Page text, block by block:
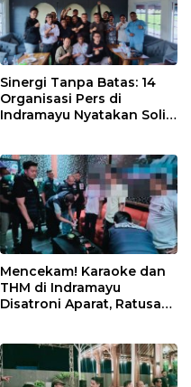
Sinergi Tanpa Batas: 14
Organisasi Pers di
Indramayu Nyatakan Solid
Mencekam! Karaoke dan
THM di Indramayu
Disatroni Aparat, Ratusan